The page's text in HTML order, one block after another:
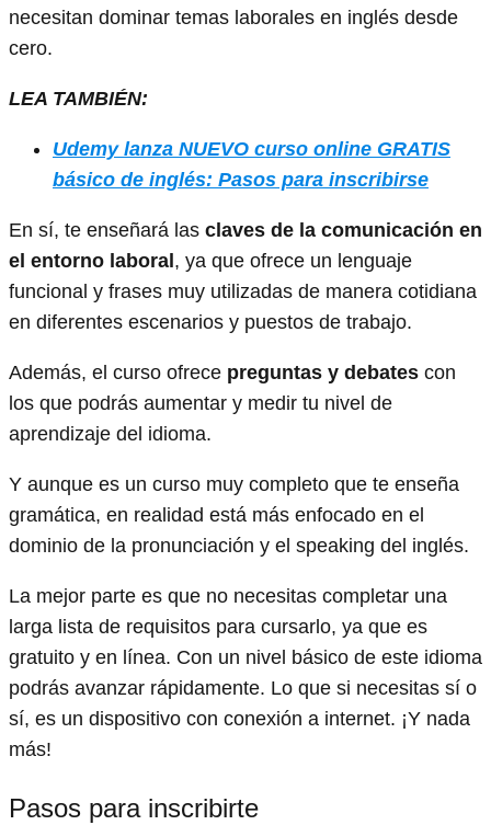
necesitan dominar temas laborales en inglés desde
cero.
LEA TAMBIÉN:
Udemy lanza NUEVO curso online GRATIS
básico de inglés: Pasos para inscribirse
En sí, te enseñará las claves de la comunicación en
el entorno laboral , ya que ofrece un lenguaje
funcional y frases muy utilizadas de manera cotidiana
en diferentes escenarios y puestos de trabajo.
Además, el curso ofrece preguntas y debates con
los que podrás aumentar y medir tu nivel de
aprendizaje del idioma.
Y aunque es un curso muy completo que te enseña
gramática, en realidad está más enfocado en el
dominio de la pronunciación y el speaking del inglés.
La mejor parte es que no necesitas completar una
larga lista de requisitos para cursarlo, ya que es
gratuito y en línea. Con un nivel básico de este idioma
podrás avanzar rápidamente. Lo que si necesitas sí o
sí, es un dispositivo con conexión a internet. ¡Y nada
más!
Pasos para inscribirte